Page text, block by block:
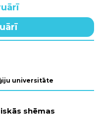
universitāte
shēmas